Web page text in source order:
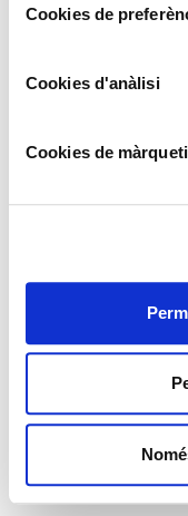
Cookies de
Cookies d'anàlisi
Cookies de
©️ Salvador Dalí,
Camarasa, Pere
Puigdengoles, Jose